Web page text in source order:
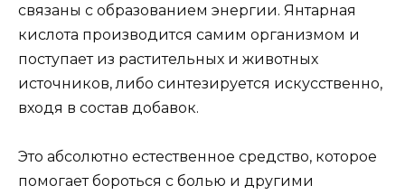
связаны с образованием энергии. Янтарная
кислота производится самим организмом и
поступает из растительных и животных
источников, либо синтезируется искусственно,
входя в состав добавок.
Это абсолютно естественное средство, которое
помогает бороться с болью и другими